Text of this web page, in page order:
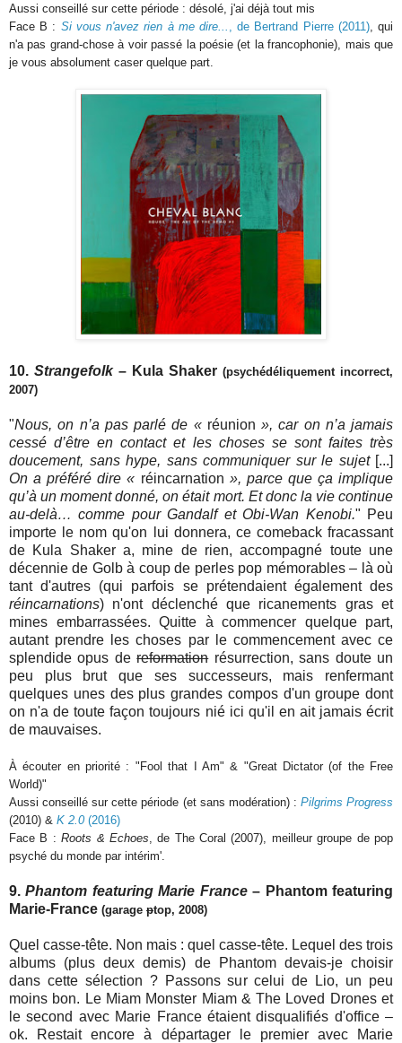
Aussi conseillé sur cette période : désolé, j'ai déjà tout mis
Face B : Si vous n'avez rien à me dire... , de Bertrand Pierre (2011), qui
n'a pas grand-chose à voir passé la poésie (et la francophonie), mais que
je vous absolument caser quelque part.
10. Strangefolk– Kula Shaker (psychédéliquement incorrect,
2007)
"Nous, on n’a pas parlé de «réunion », car on n’a jamais
cessé d’être en contact et les choses se sont faites très
doucement, sans hype, sans communiquer sur le sujet[...]
On a préféré dire « réincarnation », parce que ça implique
qu’à un moment donné, on était mort. Et donc la vie continue
au-delà… comme pour Gandalf et Obi-Wan Kenobi." Peu
importe le nom qu'on lui donnera, ce comeback fracassant
de Kula Shaker a, mine de rien, accompagné toute une
décennie de Golb à coup de perles pop mémorables – là où
tant d'autres (qui parfois se prétendaient également des
réincarnations) n'ont déclenché que ricanements gras et
mines embarrassées. Quitte à commencer quelque part,
autant prendre les choses par le commencement avec ce
splendide opus dereformationrésurrection, sans doute un
peu plus brut que ses successeurs, mais renfermant
quelques unes des plus grandes compos d'un groupe dont
on n'a de toute façon toujours nié ici qu'il en ait jamais écrit
de mauvaises.
À écouter en priorité : "Fool that I Am" & "Great Dictator (of the Free
World)"
Aussi conseillé sur cette période (et sans modération) : Pilgrims Progress
(2010) & K 2.0 (2016)
Face B :Roots & Echoes , de The Coral (2007), meilleur groupe de pop
psyché du monde par intérim'.
9.Phantom featuring Marie France– Phantom featuring
Marie-France (garage ptop, 2008)
Quel casse-tête. Non mais : quel casse-tête. Lequel des trois
albums (plus deux demis) de Phantom devais-je choisir
dans cette sélection ? Passons sur celui de Lio, un peu
moins bon. Le Miam Monster Miam & The Loved Drones et
le second avec Marie France étaient disqualifiés d'office –
ok. Restait encore à départager le premier avec Marie